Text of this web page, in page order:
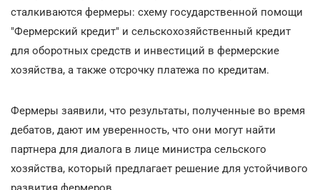
сталкиваются фермеры: схему государственной помощи
"Фермерский кредит" и сельскохозяйственный кредит
для оборотных средств и инвестиций в фермерские
хозяйства, а также отсрочку платежа по кредитам.
Фермеры заявили, что результаты, полученные во время
дебатов, дают им уверенность, что они могут найти
партнера для диалога в лице министра сельского
хозяйства, который предлагает решение для устойчивого